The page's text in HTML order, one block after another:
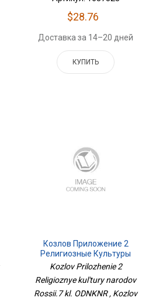
$28.76
Доставка за 14–20 дней
КУПИТЬ
Козлов Приложение 2
Религиозные Культуры
Народов России.7 Кл.
Kozlov Prilozhenie 2
Religioznye kul'tury narodov
Rossii.7 kl. ODNKNR , Kozlov